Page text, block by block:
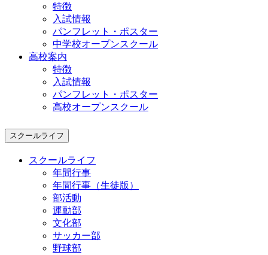
特徴
入試情報
パンフレット・ポスター
中学校オープンスクール
高校案内
特徴
入試情報
パンフレット・ポスター
高校オープンスクール
スクールライフ
スクールライフ
年間行事
年間行事（生徒版）
部活動
運動部
文化部
サッカー部
野球部